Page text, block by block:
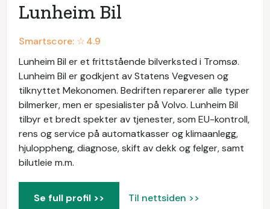
Lunheim Bil
Smartscore: ☆4.9
Lunheim Bil er et frittstående bilverksted i Tromsø.
Lunheim Bil er godkjent av Statens Vegvesen og
tilknyttet Mekonomen. Bedriften reparerer alle typer
bilmerker, men er spesialister på Volvo. Lunheim Bil
tilbyr et bredt spekter av tjenester, som EU-kontroll,
rens og service på automatkasser og klimaanlegg,
hjuloppheng, diagnose, skift av dekk og felger, samt
bilutleie m.m.
Se full profil >> Til nettsiden >>